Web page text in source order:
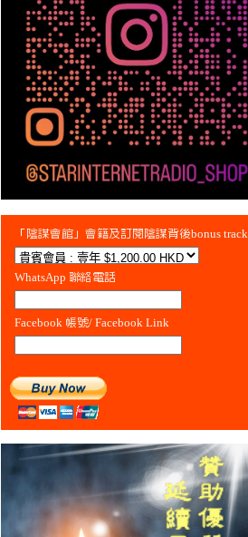
「陰謀會館」會籍及訂閱陰謀背後bonus track
WhatsApp 聯絡電話
Facebook 帳號/ Facebook Link